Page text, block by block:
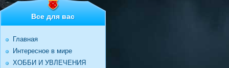
Все для вас
Главная
Интересное в мире
ХОББИ И УВЛЕЧЕНИЯ